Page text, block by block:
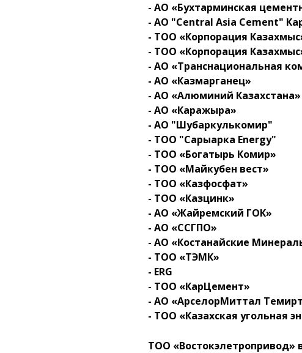
- АО «Бухтарминская
- АО "Central Asia Cement"
- ТОО «Корпорация
- ТОО «Корпорация
- АО «Транснациональная
- АО «Казмарганец»
- АО «Алюминий Казахстана»
- АО «Каражыра»
- АО "Шубаркулькомир"
- ТОО "Сарыарка Energy"
- ТОО «Богатырь Комир»
- ТОО «Майкубен вест»
- ТОО «Казфосфат»
- ТОО «Казцинк»
- АО «Жайремский ГОК»
- АО «ССГПО»
- АО «Костанайские
- ТОО «ТЭМК»
- ERG
- ТОО «КарЦемент»
- АО «АрселорМиттал
- ТОО «Казахская угольная
ТОО «Востокэлетропривод»